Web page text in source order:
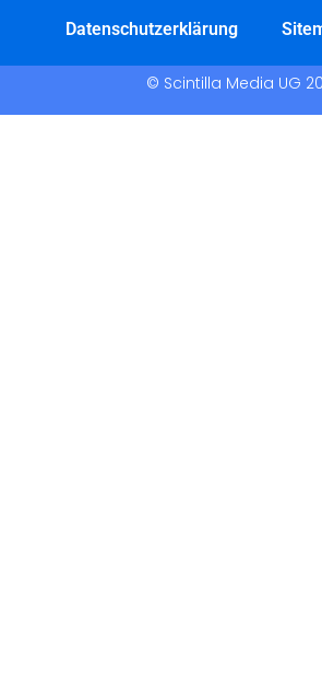
Datenschutzerklärung
© Scintilla Media UG